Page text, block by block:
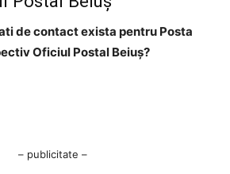
de contact exista pentru Posta
Oficiul Postal Beiuş?
– publicitate –